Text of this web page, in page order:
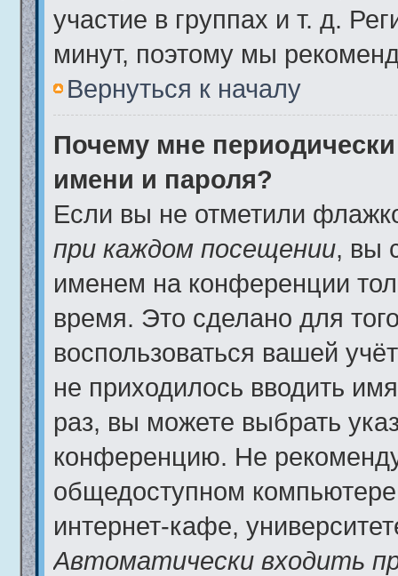
участие в группах и т. д.
минут, поэтому мы
Вернуться к началу
Почему мне
имени и пароля?
Если вы не отметили
при каждом посещении, вы
именем на конференции
время. Это сделано для
воспользоваться вашей
не приходилось вводить
раз, вы можете выбрать
конференцию. Не
общедоступном
интернет-кафе,
Автоматически входить